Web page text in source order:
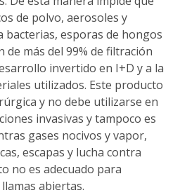
de polvo, aerosoles y
bacterias, esporas de hongos
más del 99% de filtración
invertido en I+D y a la
utilizados. Este producto
y no debe utilizarse en
invasivas y tampoco es
gases nocivos y vapor,
escapas y lucha contra
no es adecuado para
abiertas.